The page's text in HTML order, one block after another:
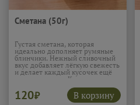
Сметана (50г)
Густая сметана, которая
идеально дополняет румяные
блинчики. Нежный сливочный
вкус добавляет лёгкую свежесть
и делает каждый кусочек ещё
мягче и сочнее. Классическое
сочетание, без которого многие
просто не представляют
настоящие блины.Подробнее...
120₽ В корзину